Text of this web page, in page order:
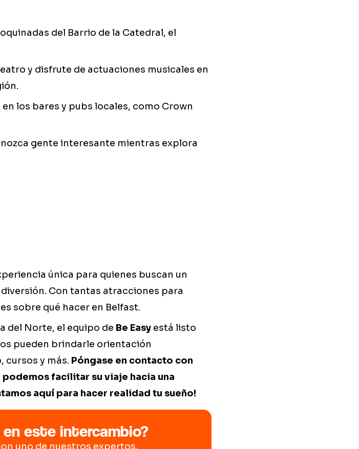
del Barrio de la Catedral, el
y disfrute de actuaciones musicales en
los bares y pubs locales, como Crown
gente interesante mientras explora
única para quienes buscan un
Con tantas atracciones para
sobre qué hacer en Belfast.
del Norte, el equipo de Be Easy está listo
pueden brindarle orientación
cursos y más. Póngase en contacto con
facilitar su viaje hacia una
aquí para hacer realidad tu sueño!
este intercambio?
uno de nuestros expertos.